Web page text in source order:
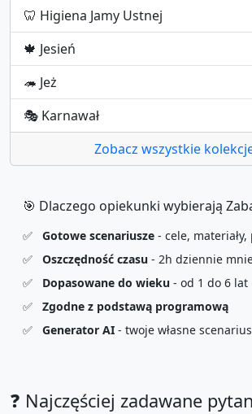
🦷 Higiena Jamy Ustnej
🍁 Jesień
🦔 Jeż
🎭 Karnawał
Zobacz wszystkie
🎯 Dlaczego opiekunki wybierają
✅ Gotowe scenariusze - cele,
✅
Oszczędność czasu - 2h dziennie
✅
Dopasowane do wieku - od 1 do 6 lat
✅
Zgodne z podstawą programową
✅
Generator AI - twoje własne
❓ Najczęściej zadawane